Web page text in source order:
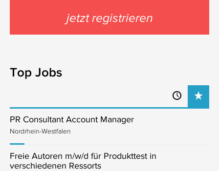
jetzt registrieren
Top Jobs
PR Consultant Account Manager
Nordrhein-Westfalen
Freie Autoren m/w/d für Produkttest in
verschiedenen Ressorts